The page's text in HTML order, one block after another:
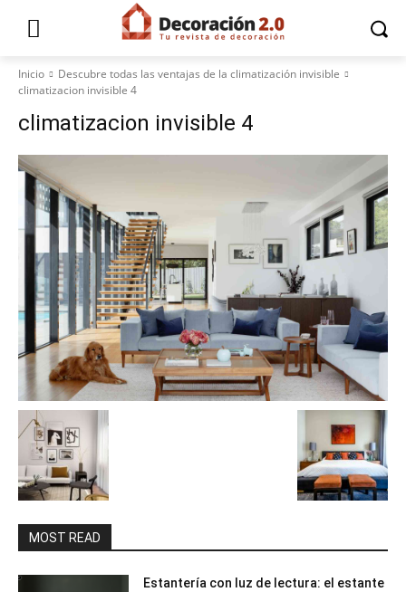
Inicio
Descubre todas las ventajas de la climatización invisible
climatizacion invisible 4
climatizacion invisible 4
MOST READ
Estantería con luz de lectura: el estante